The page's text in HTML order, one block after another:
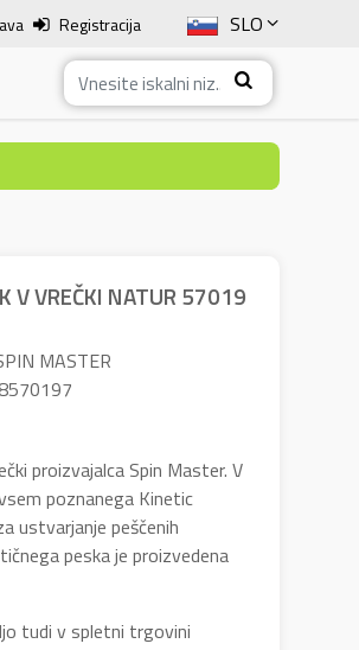
SLO
ENG
ITA
Registracija
V VREČKI NATUR 57019
MASTER
proizvajalca Spin Master. V
poznanega Kinetic
ustvarjanje peščenih
peska je proizvedena
tudi v spletni trgovini